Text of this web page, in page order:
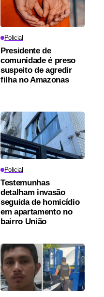
Policial
Presidente de
comunidade é preso
suspeito de agredir
filha no Amazonas
Policial
Testemunhas
detalham invasão
seguida de homicídio
em apartamento no
bairro União